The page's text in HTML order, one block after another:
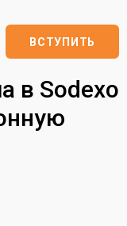
ВСТУПИТЬ
в Sodexo